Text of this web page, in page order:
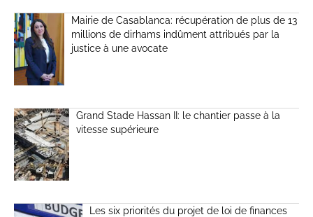
Mairie de Casablanca: récupération de plus de 13
millions de dirhams indûment attribués par la
justice à une avocate
Grand Stade Hassan II: le chantier passe à la
vitesse supérieure
Les six priorités du projet de loi de finances